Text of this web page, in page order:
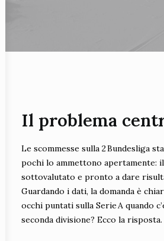
Il problema
Le scommesse sulla 2 Bundesliga
pochi lo ammettono apertamente:
sottovalutato e pronto a dare
Guardando i dati, la domanda è
occhi puntati sulla Serie A quando
seconda divisione? Ecco la risposta.